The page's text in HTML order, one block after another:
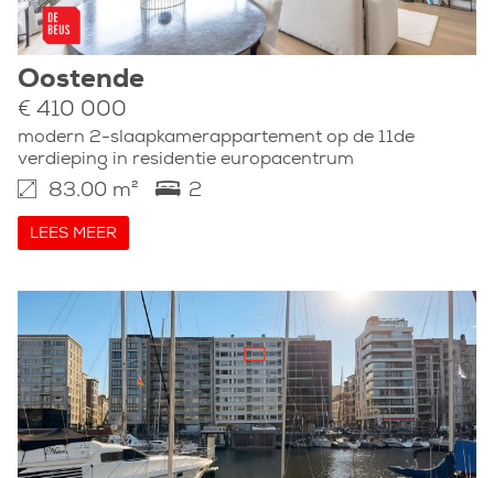
Oostende
€ 410 000
modern 2-slaapkamerappartement op de 11de
verdieping in residentie europacentrum
83.00 m² 2
LEES MEER